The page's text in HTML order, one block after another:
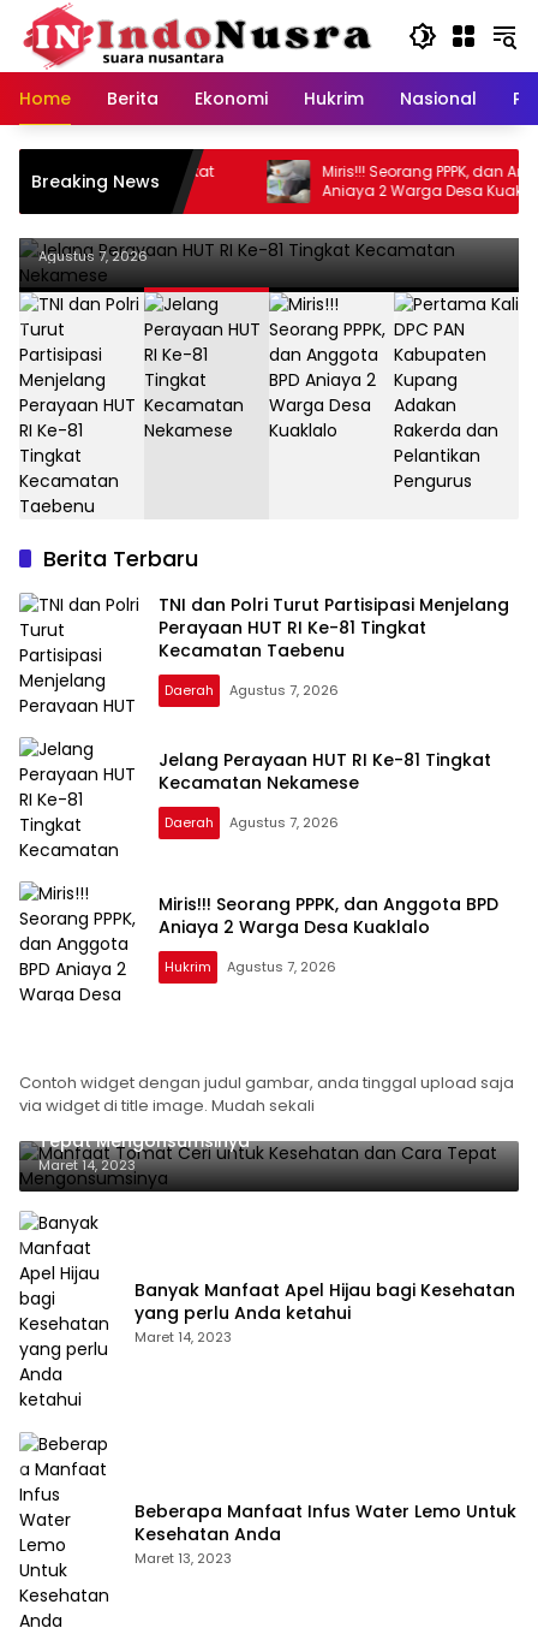
Langsung
konten
Home
Berita Ekonomi Hukrim Nasional
Breaking News
RI Ke-81 Tingkat
Miris!!! Seorang PPPK, dan Anggota BPD
Aniaya 2 Warga Desa Kuaklalo
Jelang Perayaan HUT RI Ke-81 Tingkat
Agustus 7, 2026
Berita Terbaru
TNI dan Polri Turut Partisipasi Menjelang
Perayaan HUT RI Ke-81 Tingkat
Kecamatan Taebenu
Daerah Agustus 7, 2026
Jelang Perayaan HUT RI Ke-81 Tingkat
Kecamatan Nekamese
Daerah Agustus 7, 2026
Miris!!! Seorang PPPK, dan Anggota BPD
Aniaya 2 Warga Desa Kuaklalo
Hukrim Agustus 7, 2026
Contoh widget dengan judul gambar, anda tinggal upload saja
via widget di title image. Mudah sekali
Manfaat Tomat Ceri untuk Kesehatan dan Cara
Tepat Mengonsumsinya
Maret 14, 2023
Banyak Manfaat Apel Hijau bagi Kesehatan
yang perlu Anda ketahui
Maret 14, 2023
Beberapa Manfaat Infus Water Lemo Untuk
Kesehatan Anda
Maret 13, 2023